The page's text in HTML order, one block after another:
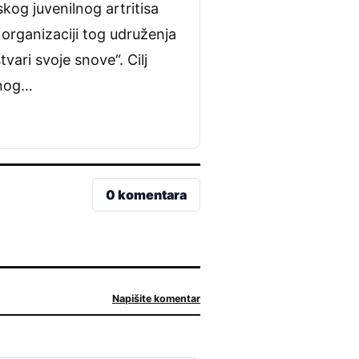
juvenilnog artritisa
tog udruženja
svoje snove“. Cilj
0 komentara
Napišite komentar